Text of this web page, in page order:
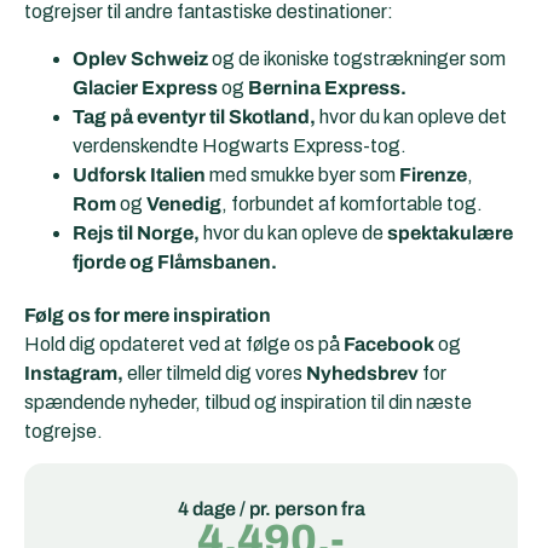
togrejser til andre fantastiske destinationer:
Oplev Schweizog de ikoniske togstrækninger som
Glacier Expressog Bernina Express.
Tag på eventyr til Skotland, hvor du kan opleve det
verdenskendte Hogwarts Express-tog.
Udforsk Italien med smukke byer som Firenze,
Romog Venedig, forbundet af komfortable tog.
Rejs til Norge, hvor du kan opleve despektakulære
fjorde og Flåmsbanen.
Følg os for mere inspiration
Hold dig opdateret ved at følge os på Facebookog
Instagram, eller tilmeld dig vores Nyhedsbrev for
spændende nyheder, tilbud og inspiration til din næste
togrejse.
4 dage / pr. person fra